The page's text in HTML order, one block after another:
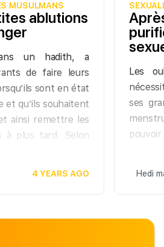
MUSULMANS
ablutions
un hadith, a
de faire leurs
sont en état
et qu’ils souhaitent
ainsi remettre les
à plus tard. Selon
majeure et
4 YEARS AGO
Les
ses
sans
Hedi